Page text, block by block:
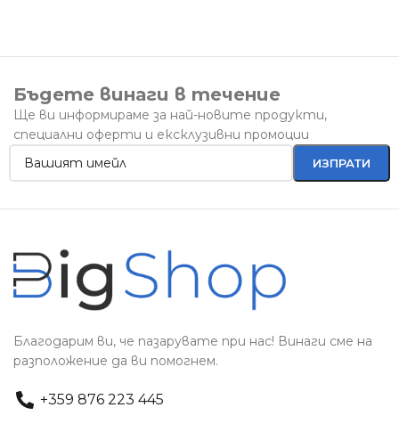
Бъдете винаги в течение
Ще ви информираме за най-новите продукти,
специални оферти и ексклузивни промоции
Благодарим ви, че пазарувате при нас! Винаги сме на
разположение да ви помогнем.
+359 876 223 445